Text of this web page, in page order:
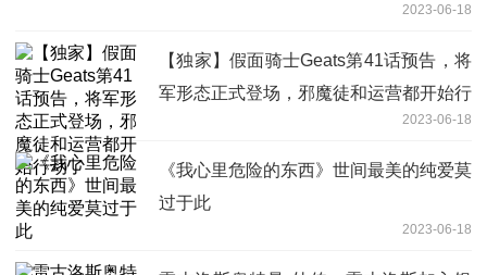
2023-06-18
【独家】假面骑士Geats第41话预告，将
军形态正式登场，邪魔徒和运营都开始行
2023-06-18
《我心里危险的东西》世间最美的纯爱莫
过于此
2023-06-18